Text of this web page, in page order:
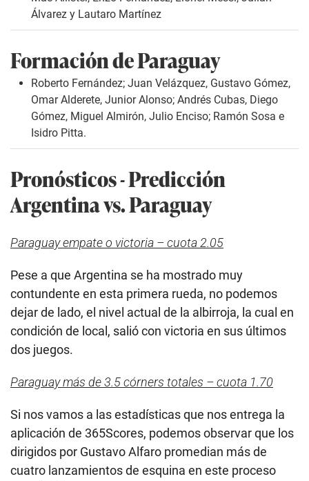
Álvarez y Lautaro Martínez
Formación de Paraguay
Roberto Fernández; Juan Velázquez, Gustavo Gómez,
Omar Alderete, Junior Alonso; Andrés Cubas, Diego
Gómez, Miguel Almirón, Julio Enciso; Ramón Sosa e
Isidro Pitta.
Pronósticos - Predicción
Argentina vs. Paraguay
Paraguay empate o victoria – cuota 2.05
Pese a que Argentina se ha mostrado muy
contundente en esta primera rueda, no podemos
dejar de lado, el nivel actual de la albirroja, la cual en
condición de local, salió con victoria en sus últimos
dos juegos.
Paraguay más de 3.5 córners totales – cuota 1.70
Si nos vamos a las estadísticas que nos entrega la
aplicación de 365Scores, podemos observar que los
dirigidos por Gustavo Alfaro promedian más de
cuatro lanzamientos de esquina en este proceso